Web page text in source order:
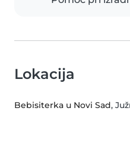
Lokacija
Bebisiterka u Novi Sad,